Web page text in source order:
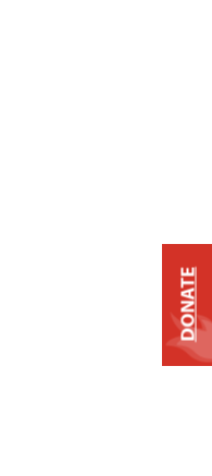
DONATE